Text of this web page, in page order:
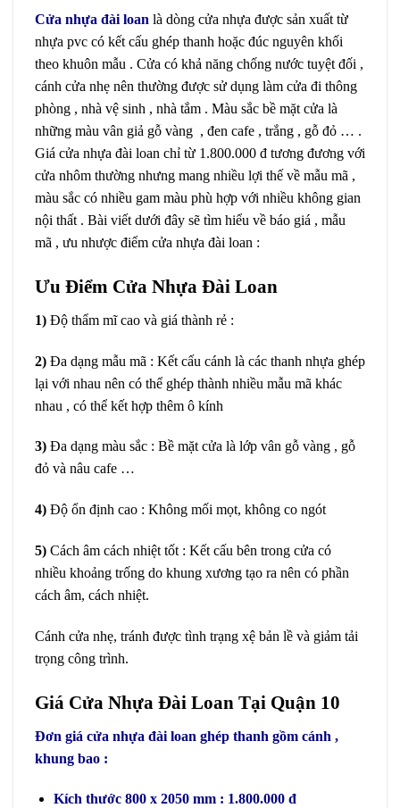
Cửa nhựa đài loan là dòng cửa nhựa được sản xuất từ
nhựa pvc có kết cấu ghép thanh hoặc đúc nguyên khối
theo khuôn mẫu . Cửa có khả năng chống nước tuyệt đối ,
cánh cửa nhẹ nên thường được sử dụng làm cửa đi thông
phòng , nhà vệ sinh , nhà tắm . Màu sắc bề mặt cửa là
những màu vân giả gỗ vàng , đen cafe , trắng , gỗ đỏ … .
Giá cửa nhựa đài loan chỉ từ 1.800.000 đ tương đương với
cửa nhôm thường nhưng mang nhiều lợi thế về mẫu mã ,
màu sắc có nhiều gam màu phù hợp với nhiều không gian
nội thất . Bài viết dưới đây sẽ tìm hiểu về báo giá , mẫu
mã , ưu nhược điểm cửa nhựa đài loan :
Ưu Điểm Cửa Nhựa Đài Loan
1) Độ thẩm mĩ cao và giá thành rẻ :
2) Đa dạng mẫu mã : Kết cấu cánh là các thanh nhựa ghép
lại với nhau nên có thể ghép thành nhiều mẫu mã khác
nhau , có thể kết hợp thêm ô kính
3) Đa dạng màu sắc : Bề mặt cửa là lớp vân gỗ vàng , gỗ
đỏ và nâu cafe …
4) Độ ổn định cao : Không mối mọt, không co ngót
5) Cách âm cách nhiệt tốt : Kết cấu bên trong cửa có
nhiều khoảng trống do khung xương tạo ra nên có phần
cách âm, cách nhiệt.
Cánh cửa nhẹ, tránh được tình trạng xệ bản lề và giảm tải
trọng công trình.
Giá Cửa Nhựa Đài Loan Tại Quận 10
Đơn giá cửa nhựa đài loan ghép thanh gồm cánh ,
khung bao :
Kích thước 800 x 2050 mm : 1.800.000 đ